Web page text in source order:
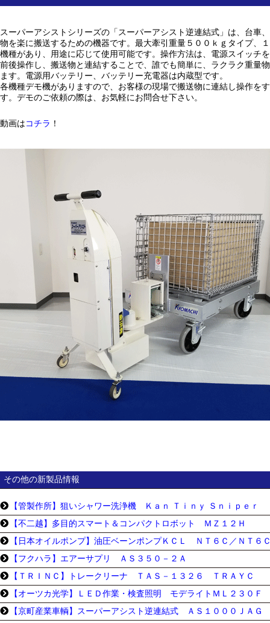
スーパーアシストシリーズの「スーパーアシスト逆連結式」は、台車
物を楽に搬送するための機器です。最大牽引重量５００ｋｇタイプ、
機種があり、用途に応じて使用可能です。操作方法は、電源スイッチ
前後操作し、搬送物と連結することで、誰でも簡単に、ラクラク重量
ます。電源用バッテリー、バッテリー充電器は内蔵型です。
各機種デモ機がありますので、お客様の現場で搬送物に連結し操作を
す。デモのご依頼の際は、お気軽にお問合せ下さい。
動画はコチラ ！
その他の新製品情報
【管製作所】狙いシャワー洗浄機 Ｋａｎ Ｔｉｎｙ Ｓｎｉｐｅｒ
【不二越】多目的スマート＆コンパクトロボット ＭＺ１２Ｈ
【日本オイルポンプ】油圧ベーンポンプＫＣＬ ＮＴ６Ｃ／ＮＴ６
【フクハラ】エアーサプリ ＡＳ３５０－２Ａ
【ＴＲＩＮＣ】トレークリーナ ＴＡＳ－１３２６ ＴＲＡＹＣ
【オーツカ光学】ＬＥＤ作業・検査照明 モデライトＭＬ２３０Ｆ
【京町産業車輌】スーパーアシスト逆連結式 ＡＳ１０００ＪＡＧ